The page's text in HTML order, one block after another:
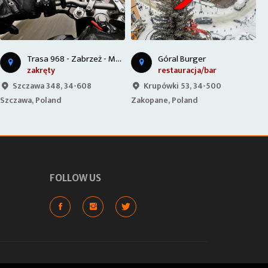
Góral Burger
restauracja/bar
Krupówki 53, 34-500
Zakopane, Poland
punkt widokowy
Gliczarów Górny 116F, 34-425
Gliczarów Górny, Poland
FOLLOW US